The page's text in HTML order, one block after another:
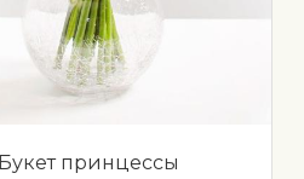
Букет принцессы